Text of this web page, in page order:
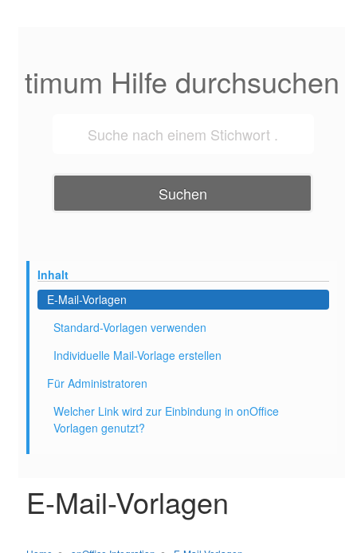
timum Hilfe durchsuchen
Suchen
E-Mail-Vorlagen
Inhalt
E-Mail-Vorlagen
Standard-Vorlagen verwenden
Individuelle Mail-Vorlage erstellen
Für Administratoren
Welcher Link wird zur Einbindung in onOffice
Vorlagen genutzt?